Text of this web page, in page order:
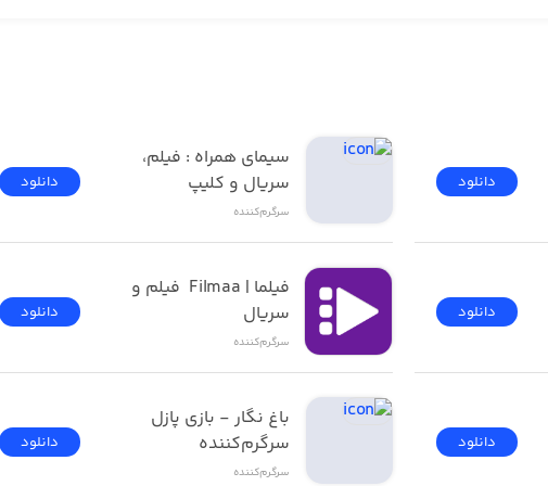
تمیز و جدید
دانلود
دانلود
دانلود
سریال و کلیپ
سرگرم‌کننده
دانلود
سریال
سرگرم‌کننده
دانلود
سرگرم‌کننده
سرگرم‌کننده
دانلود